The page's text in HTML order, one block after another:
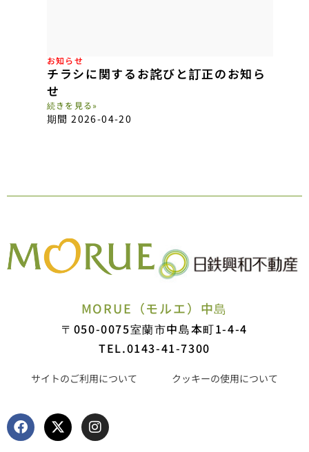
お知らせ
チラシに関するお詫びと訂正のお知ら
せ
続きを見る»
期間 2026-04-20
MORUE（モルエ）中島
〒050-0075室蘭市中島本町1-4-4
TEL.0143-41-7300
サイトのご利用について クッキーの使用について